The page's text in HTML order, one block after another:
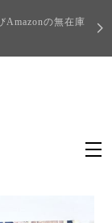
Amazonの無在庫